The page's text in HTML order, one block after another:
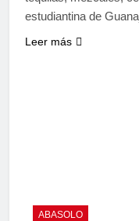
estudiantina de
Leer más
ABASOLO